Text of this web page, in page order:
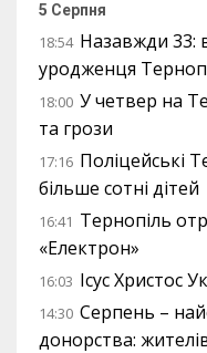
5 Серпня
18:54 Назавжди 33:
уродженця
18:00 У четвер на
та грози
17:16 Поліцейські
більше сотні дітей
16:41 Тернопіль
«Електрон»
16:03 Ісус Христос
14:30 Серпень –
донорства: